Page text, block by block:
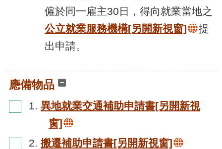
僱於同一雇主30日，得向就業當地之
公立就業服務機構[另開新視窗]
提
出申請。
應備物品
1. 異地就業交通補助申請書[另開新視
窗]
2. 搬遷補助申請書[另開新視窗]